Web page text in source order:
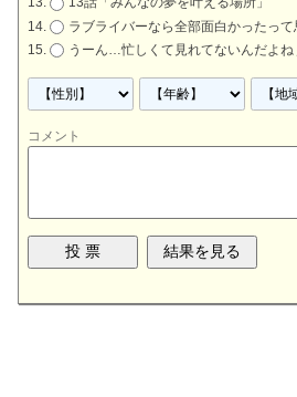
ラブライバーなら全部面白かったって
うーん…忙しくて見れてないんだよ
コメント